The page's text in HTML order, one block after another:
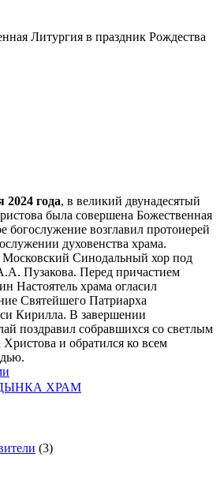
Литургия в праздник Рождества
2024 года, в великий двунадесятый
была совершена Божественная
богослужение возглавил протоиерей
духовенства храма.
Синодальный хор под
Пузакова. Перед причастием
Настоятель храма огласил
Святейшего Патриарха
Кирилла. В завершении
поздравил собравшихся со светлым
и обратился ко всем
ХРАМ
(3)